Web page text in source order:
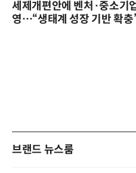
세제개편안에 벤처·중소기
영…“생태계 성장 기반 확충
브랜드 뉴스룸